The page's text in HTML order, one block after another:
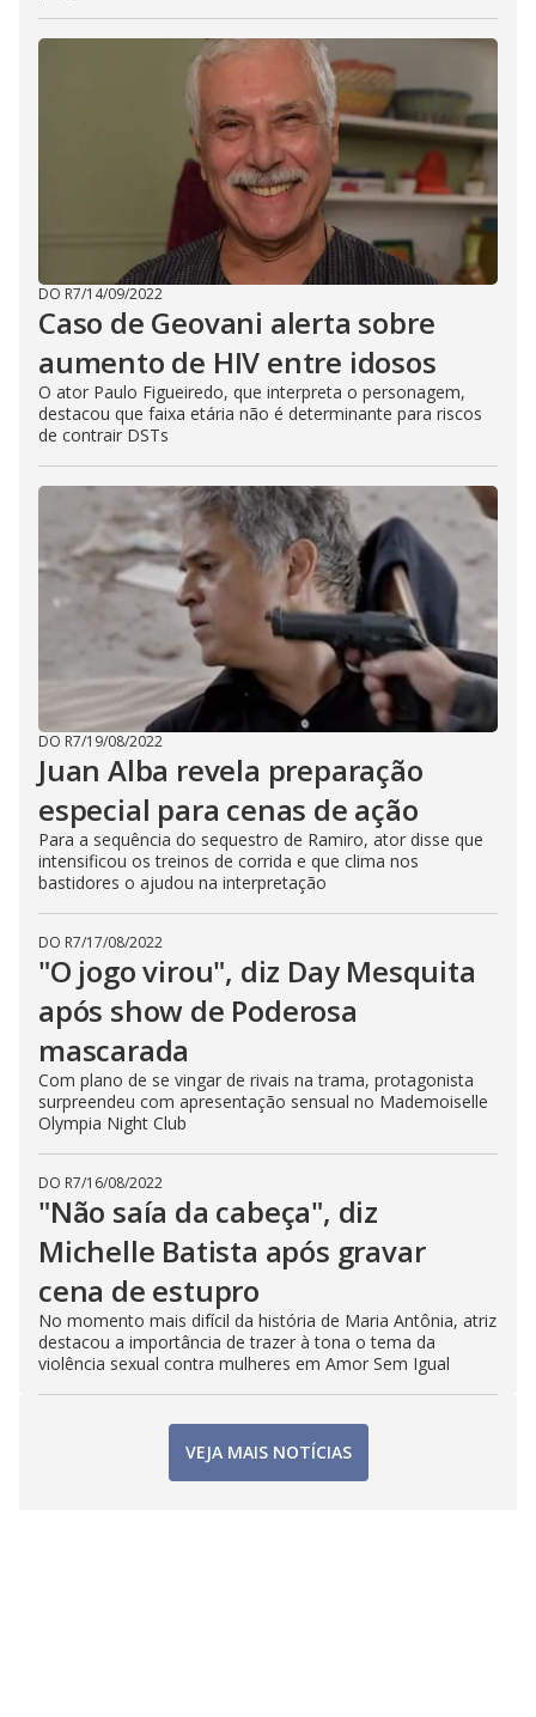
DO R7/14/09/2022
Caso de Geovani alerta sobre
aumento de HIV entre idosos
O ator Paulo Figueiredo, que interpreta o personagem,
destacou que faixa etária não é determinante para riscos
de contrair DSTs
DO R7/19/08/2022
Juan Alba revela preparação
especial para cenas de ação
Para a sequência do sequestro de Ramiro, ator disse que
intensificou os treinos de corrida e que clima nos
bastidores o ajudou na interpretação
DO R7/17/08/2022
"O jogo virou", diz Day Mesquita
após show de Poderosa
mascarada
Com plano de se vingar de rivais na trama, protagonista
surpreendeu com apresentação sensual no Mademoiselle
Olympia Night Club
DO R7/16/08/2022
"Não saía da cabeça", diz
Michelle Batista após gravar
cena de estupro
No momento mais difícil da história de Maria Antônia, atriz
destacou a importância de trazer à tona o tema da
violência sexual contra mulheres em Amor Sem Igual
VEJA MAIS NOTÍCIAS